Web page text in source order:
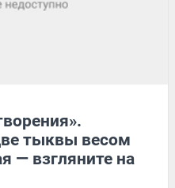
тыквы весом
— взгляните на